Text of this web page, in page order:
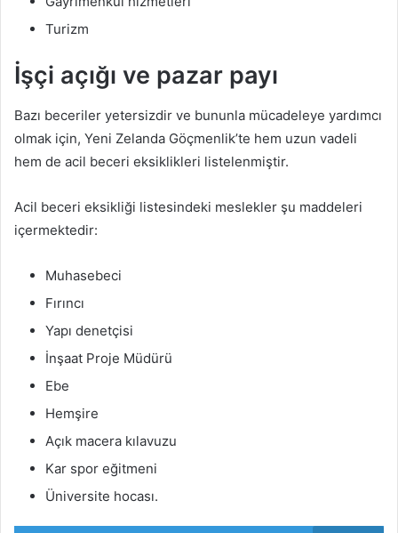
Turizm
İşçi açığı ve pazar payı
Bazı beceriler yetersizdir ve bununla mücadeleye yardımcı
olmak için, Yeni Zelanda Göçmenlik’te hem uzun vadeli
hem de acil beceri eksiklikleri listelenmiştir.
Acil beceri eksikliği listesindeki meslekler şu maddeleri
içermektedir:
Muhasebeci
Fırıncı
Yapı denetçisi
İnşaat Proje Müdürü
Ebe
Hemşire
Açık macera kılavuzu
Kar spor eğitmeni
Üniversite hocası.